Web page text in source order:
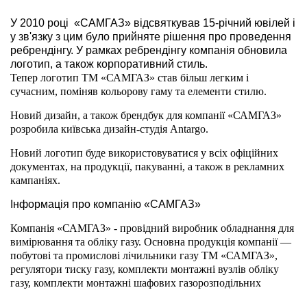
У 2010 році «САМГАЗ» відсвяткував 15-річний ювілей і
у зв'язку з цим було прийняте рішення про проведення
ребрендінгу. У рамках ребрендінгу компанія обновила
логотип, а також корпоративний стиль.
Тепер логотип ТМ «САМГАЗ» став більш легким і
сучасним, поміняв кольорову гаму та елементи стилю.
Новий дизайн, а також брендбук для компанії «САМГАЗ»
розробила київська дизайн-студія Antargo.
Новий логотип буде використовуватися у всіх офіційних
документах, на продукції, пакуванні, а також в рекламних
кампаніях.
Інформація про компанію «САМГАЗ»
Компанія «САМГАЗ» - провідний виробник обладнання для
вимірювання та обліку газу. Основна продукція компанії —
побутові та промислові лічильники газу ТМ «САМГАЗ»,
регулятори тиску газу, комплекти монтажні вузлів обліку
газу, комплекти монтажні шафових газорозподільних